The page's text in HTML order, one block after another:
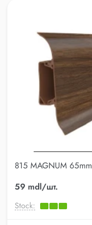
815 MAGNUM 65mm
59 mdl/шт.
Stock: